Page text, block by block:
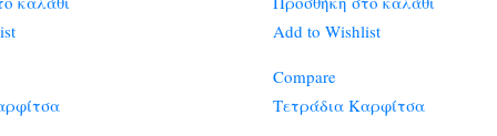
Add to Wishlist
Compare
Τετράδια Καρφίτσα